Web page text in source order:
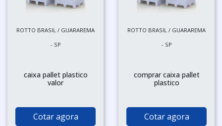
ROTTO BRASIL / GUARAREMA
- SP
caixa pallet plastico
valor
Cotar agora
ROTTO BRASIL / GUARAREMA
- SP
comprar caixa pallet
plastico
Cotar agora